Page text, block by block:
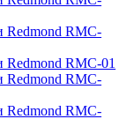
Redmond RMC-
Redmond RMC-01
Redmond RMC-
Redmond RMC-